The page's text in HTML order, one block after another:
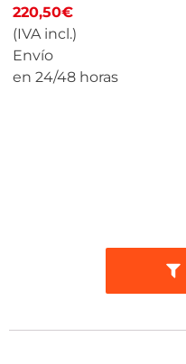
220,50€
(IVA incl.)
Envío
en 24/48 horas